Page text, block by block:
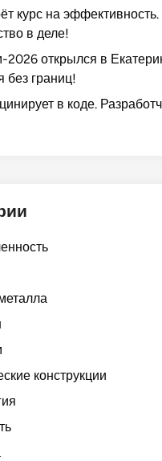
курс на
в деле!
открылся в
без границ!
в коде.
конструкции